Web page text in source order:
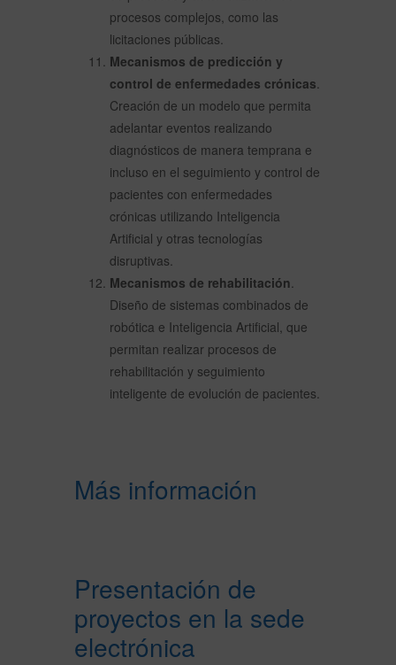
procesos complejos, como las
licitaciones públicas.
Mecanismos de predicción y
control de enfermedades crónicas.
Creación de un modelo que permita
adelantar eventos realizando
diagnósticos de manera temprana e
incluso en el seguimiento y control de
pacientes con enfermedades
crónicas utilizando Inteligencia
Artificial y otras tecnologías
disruptivas.
Mecanismos de rehabilitación.
Diseño de sistemas combinados de
robótica e Inteligencia Artificial, que
permitan realizar procesos de
rehabilitación y seguimiento
inteligente de evolución de pacientes.
Más información
Presentación de
proyectos en la sede
electrónica